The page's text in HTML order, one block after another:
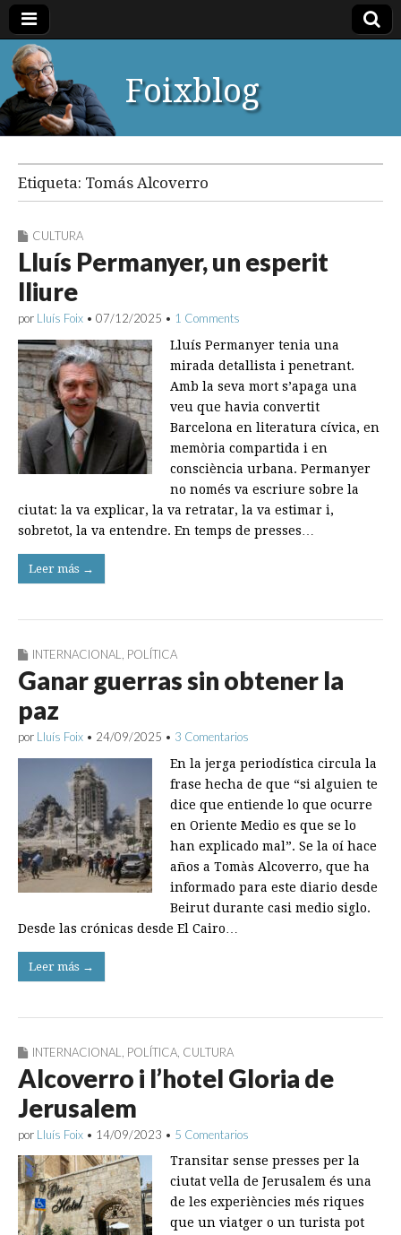
Foixblog
Etiqueta: Tomás Alcoverro
CULTURA
Lluís Permanyer, un esperit
lliure
por Lluís Foix • 07/12/2025 • 1 Comments
Lluís Permanyer tenia una
mirada detallista i penetrant.
Amb la seva mort s’apaga una
veu que havia convertit
Barcelona en literatura cívica, en
memòria compartida i en
consciència urbana. Permanyer
no només va escriure sobre la
ciutat: la va explicar, la va retratar, la va estimar i,
sobretot, la va entendre. En temps de presses…
Leer más →
INTERNACIONAL POLÍTICA
Ganar guerras sin obtener la
paz
por Lluís Foix • 24/09/2025 • 3 Comentarios
En la jerga periodística circula la
frase hecha de que “si alguien te
dice que entiende lo que ocurre
en Oriente Medio es que se lo
han explicado mal”. Se la oí hace
años a Tomàs Alcoverro, que ha
informado para este diario desde
Beirut durante casi medio siglo.
Desde las crónicas desde El Cairo…
Leer más →
INTERNACIONAL POLÍTICA CULTURA
Alcoverro i l’hotel Gloria de
Jerusalem
por Lluís Foix • 14/09/2023 • 5 Comentarios
Transitar sense presses per la
ciutat vella de Jerusalem és una
de les experiències més riques
que un viatger o un turista pot